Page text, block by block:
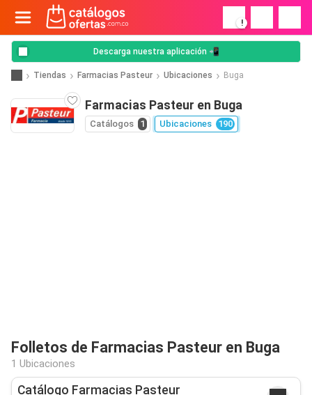
!
Descarga nuestra aplicación 📲
Tiendas Farmacias Pasteur Ubicaciones Buga
Farmacias Pasteur en Buga
Catálogos 1 Ubicaciones 190
Folletos de Farmacias Pasteur en Buga
1 Ubicaciones
Catálogo Farmacias Pasteur